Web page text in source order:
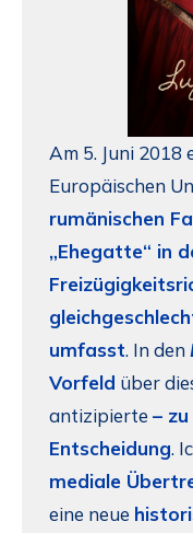
Am 5. Juni 2018
Europäischen
rumänischen
„Ehegatte“ in
umfasst. In den
Vorfeld über
antizipierte –
Entscheidung.
mediale
eine neue